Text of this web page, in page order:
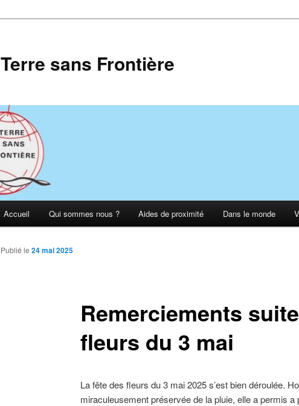
Terre sans Frontière
Accueil Qui sommes nous ? Aides de proximité Dans le monde
Remerciements
fleurs du 3 mai
Publié le 24 mai 2025
La fête des fleurs du 3 mai 2025 s’est bien déroulée.
miraculeusement préservée de la pluie, elle a permis